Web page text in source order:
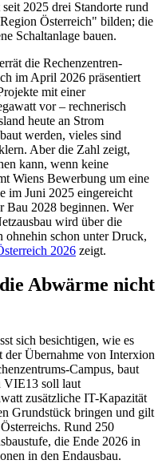
2025 drei Standorte rund
Österreich" bilden; die
Schaltanlage bauen.
die Rechenzentren-
im April 2026 präsentiert
mit einer
vor – rechnerisch
heute an Strom
werden, vieles sind
Aber die Zahl zeigt,
kann, wenn keine
Wiens Bewerbung um eine
im Juni 2025 eingereicht
Bau 2028 beginnen. Wer
wird über die
ohnehin schon unter Druck,
2026 zeigt.
Abwärme nicht
sich besichtigen, wie es
der Übernahme von Interxion
Campus, baut
VIE13 soll laut
zusätzliche IT-Kapazität
Grundstück bringen und gilt
Rund 250
die Ende 2026 in
in den Endausbau.